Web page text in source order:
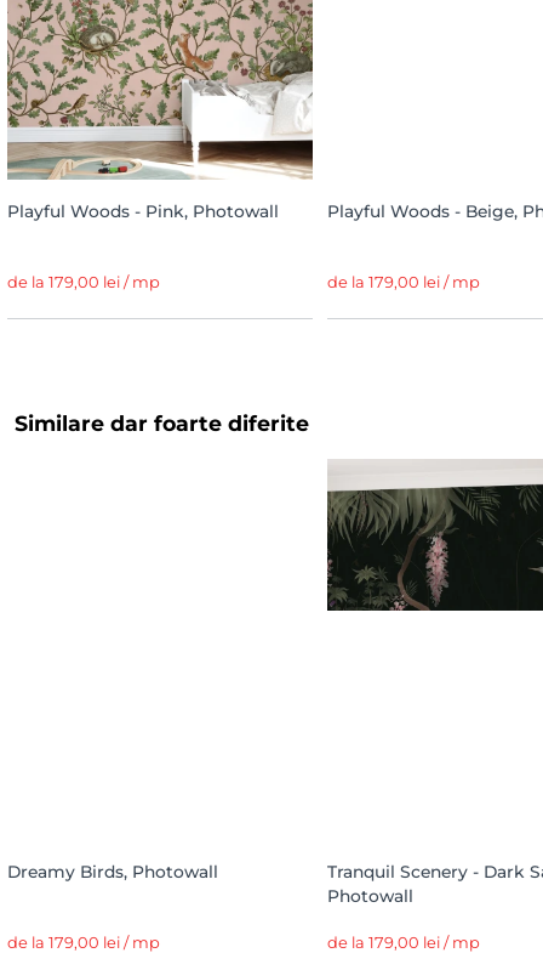
Playful Woods - Pink, Photowall
de la 179,00 lei / mp
Playful Woods - Beige,
de la 179,00 lei / mp
Similare dar foarte diferite
Dreamy Birds, Photowall
de la 179,00 lei / mp
Tranquil Scenery - Dark
Photowall
de la 179,00 lei / mp